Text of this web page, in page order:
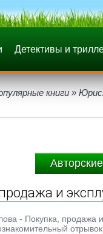
Детективы и
книги »
и
- Покупка,